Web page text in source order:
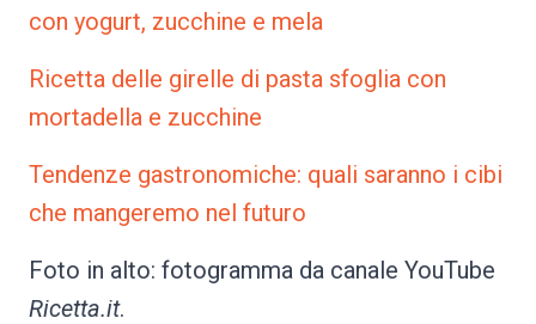
con yogurt, zucchine e mela
Ricetta delle girelle di pasta sfoglia con
mortadella e zucchine
Tendenze gastronomiche: quali saranno i cibi
che mangeremo nel futuro
Foto in alto: fotogramma da canale YouTube
Ricetta.it.